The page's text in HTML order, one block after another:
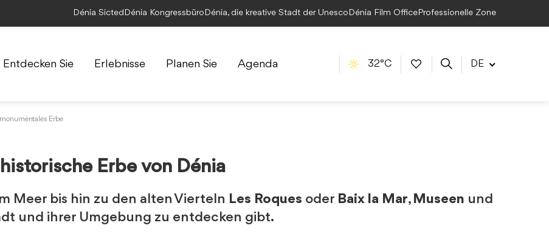
Dénia Sicted Dénia Kongressbüro Dénia, die kreative Stadt der Unesco Dénia Film OfficeProfessionelle Zone
Entdecken Sie Erlebnisse Planen Sie Agenda 32°C DE
Erbe
Erbe von Dénia
Meer bis hin zu den alten Vierteln Les Roques oder Baix la Mar, Museen und
und ihrer Umgebung zu entdecken gibt.